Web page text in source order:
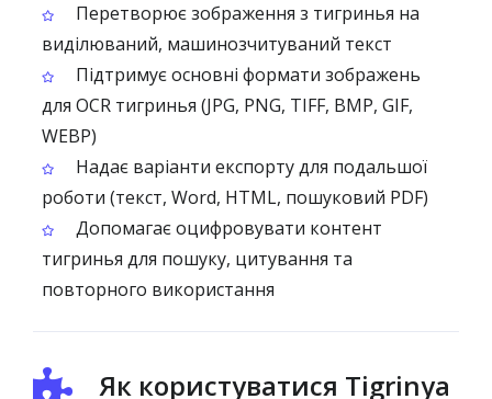
Перетворює зображення з тигринья на
виділюваний, машинозчитуваний текст
Підтримує основні формати зображень
для OCR тигринья (JPG, PNG, TIFF, BMP, GIF,
WEBP)
Надає варіанти експорту для подальшої
роботи (текст, Word, HTML, пошуковий PDF)
Допомагає оцифровувати контент
тигринья для пошуку, цитування та
повторного використання
Як користуватися Tigrinya